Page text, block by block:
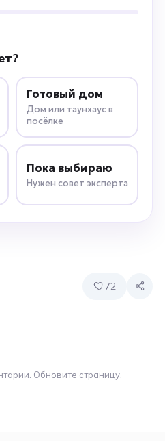
Готовый дом
Дом или таунхаус в
посёлке
Пока выбираю
Нужен совет эксперта
72
Обновите страницу.